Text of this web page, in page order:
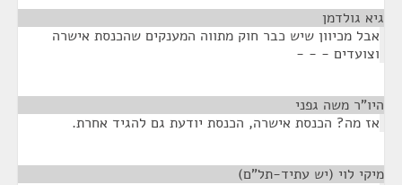
גיא גולדמן
אבל מכיוון שיש כבר חוק מתווה המענקים שהכנסת אישרה
וצועדים - - -
היו"ר משה גפני
אז מה? הכנסת אישרה, הכנסת יודעת גם להגיד אחרת.
מיקי לוי (יש עתיד-תל"ם)